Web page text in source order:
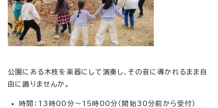
公園にある木枝を楽器にして演奏し、その音に導かれるまま自
由に踊りませんか。
時間：13時00分～15時00分（開始30分前から受付）